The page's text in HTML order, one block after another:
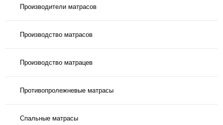
Производители матрасов
Производство матрасов
Производство матрацев
Противопролежневые матрасы
Спальные матрасы